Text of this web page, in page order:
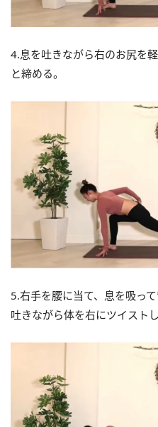
4.息を吐きながら右のお尻を
と締める。
5.右手を腰に当て、息を吸っ
吐きながら体を右にツイスト